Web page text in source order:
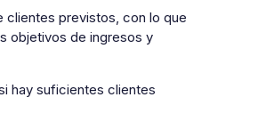
clientes previstos, con lo que
objetivos de ingresos y
hay suficientes clientes